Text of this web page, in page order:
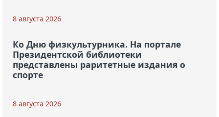
8 августа 2026
Ко Дню физкультурника. На портале
Президентской библиотеки
представлены раритетные издания о
спорте
8 августа 2026